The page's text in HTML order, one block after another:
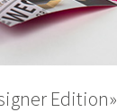
Edition»